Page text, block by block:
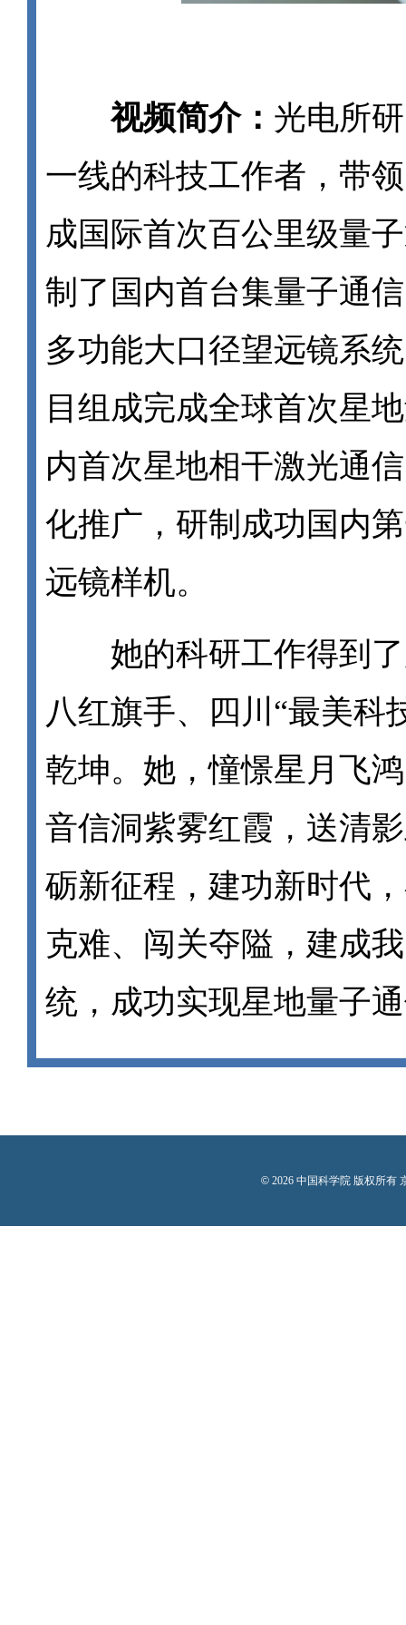
视频简介： 光电所
一线的科技工作者，带
成国际首次百公里级量
制了国内首台集量子通
多功能大口径望远镜系
目组成完成全球首次星
内首次星地相干激光通
化推广，研制成功国内
远镜样机。
她的科研工作得到
八红旗手、四川 “最美科
乾坤。她，憧憬星月飞
音信洞紫雾红霞，送清
砺新征程，建功新时代
克难、闯关夺隘，建成
统，成功实现星地量子
© 2026 中国科学院 版权所有